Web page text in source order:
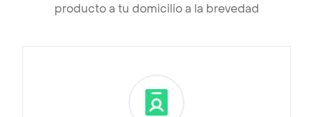
producto a tu domicilio a la brevedad